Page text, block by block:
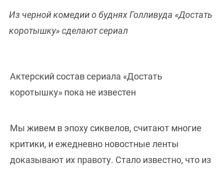
Из черной комедии о буднях Голливуда «Достать
коротышку» сделают сериал
Актерский состав сериала «Достать
коротышку» пока не известен
Мы живем в эпоху сиквелов, считают многие
критики, и ежедневно новостные ленты
доказывают их правоту. Стало известно, что из